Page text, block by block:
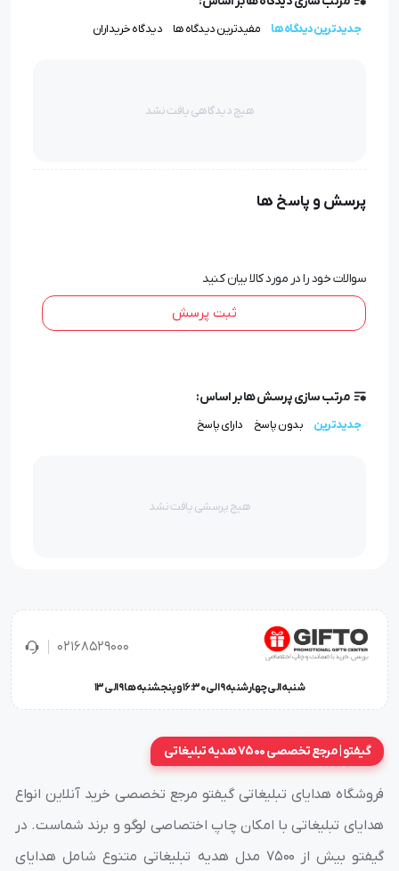
آنچه در سینی زیر جعبه تعبیه شده، خودنویس شما را به
و پس از باز کردن سر خودنویس و قرار دادن کارتریج
ارزشمندی آن باشد ،اما تنها دلیلش نیست. بدنه‌ی محکم
این محصول را به یک عضو داشتنی برای کلکسیونرها و مدیران
عالی‌رتبه تبدیل کرده است.
قلم منشور کوروش با قطعه چوبی ، الهام گرفته از منشور حقوق بشر
همراه بروشور حاوی متن منشور حقوق بشر کوروش بزرگ ترجمه شده
به هفت زبان زنده دنیا قرار دارد. خودکار تبلیغاتی بعنوان یکی از
ابزارهای کاربردی و قابل حمل در امور روزمره می باشد و به همین دلیل
یکی از پراستفاده ترین ابزارهای تبلیغاتی به شمار می آید.خودکار
تبلیغاتی را می توان بعنوان یکی از عمومی ترین هدایای تبلیغاتی
جدیدترین دیدگاه ها مفیدترین دیدگاه ها دیدگاه خریداران
هیچ دیدگاهی یافت نشد
پرسش و پاسخ ها
سوالات خود را در مورد کالا بیان کنید
ثبت پرسش
مرتب سازی پرسش ها بر اساس:
جدیدترین بدون پاسخ دارای پاسخ
هیچ پرسشی یافت نشد
02168529000
شنبه الی چهارشنبه 9 الی 16:30 و پنجشنبه ها 9 الی 13
گیفتو | مرجع تخصصی 7500 هدیه تبلیغاتی
فروشگاه هدایای تبلیغاتی گیفتو مرجع تخصصی خرید آنلاین انواع
هدایای تبلیغاتی با امکان چاپ اختصاصی لوگو و برند شماست. در
گیفتو بیش از ۷۵۰۰ مدل هدیه تبلیغاتی متنوع شامل هدایای